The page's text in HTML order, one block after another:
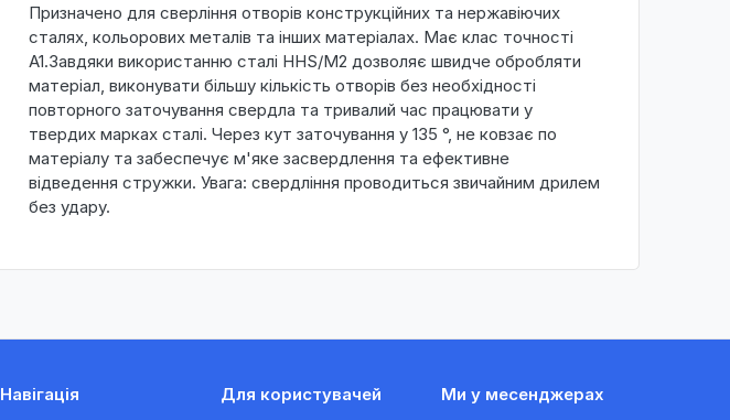
Призначено для сверління отворів конструкційних та нержавіючих
сталях, кольорових металів та інших матеріалах. Має клас точності
А1.Завдяки використанню сталі HHS/M2 дозволяє швидче обробляти
матеріал, виконувати більшу кількість отворів без необхідності
повторного заточування свердла та тривалий час працювати у
твердих марках сталі. Через кут заточування у 135 °, не ковзає по
матеріалу та забеспечує м'яке засвердлення та ефективне
відведення стружки. Увага: свердління проводиться звичайним дрилем
без удару.
Навігація Для користувачей Ми у месенджерах